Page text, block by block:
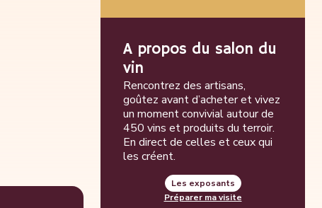
A propos du salon du
vin
Rencontrez des artisans,
goûtez avant d’acheter et vivez
un moment convivial autour de
450 vins et produits du terroir.
En direct de celles et ceux qui
les créent.
Les exposants
Préparer ma visite